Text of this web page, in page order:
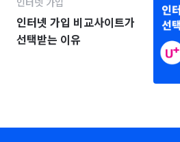
인터넷 가입 비교사이트가
선택받는 이유